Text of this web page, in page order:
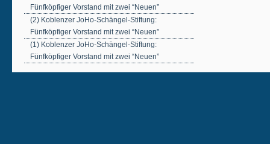
Fünfköpfiger Vorstand mit zwei “Neuen”
(2) Koblenzer JoHo-Schängel-Stiftung:
Fünfköpfiger Vorstand mit zwei “Neuen”
(1) Koblenzer JoHo-Schängel-Stiftung:
Fünfköpfiger Vorstand mit zwei “Neuen”